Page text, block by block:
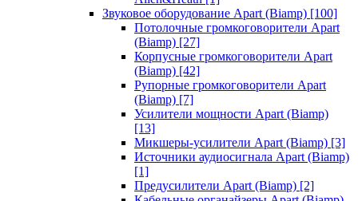
Звуковое оборудование Apart (Biamp) [100]
Потолочные громкоговорители Apart
(Biamp) [27]
Корпусные громкоговорители Apart
(Biamp) [42]
Рупорные громкоговорители Apart
(Biamp) [7]
Усилители мощности Apart (Biamp)
[13]
Микшеры-усилители Apart (Biamp) [3]
Источники аудиосигнала Apart (Biamp)
[1]
Предусилители Apart (Biamp) [2]